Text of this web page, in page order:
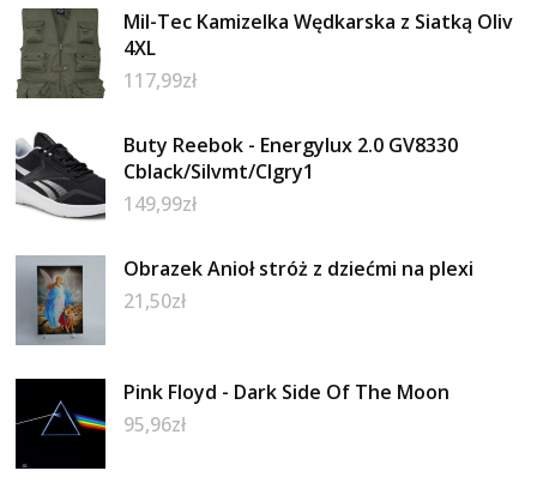
Mil-Tec Kamizelka Wędkarska z Siatką Oliv
4XL
117,99zł
Buty Reebok - Energylux 2.0 GV8330
Cblack/Silvmt/Clgry1
149,99zł
Obrazek Anioł stróż z dziećmi na plexi
21,50zł
Pink Floyd - Dark Side Of The Moon
95,96zł